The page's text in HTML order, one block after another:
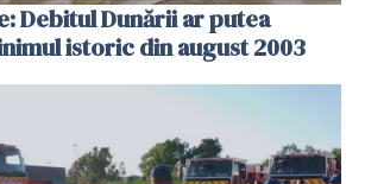
Debitul Dunării ar putea
istoric din august 2003